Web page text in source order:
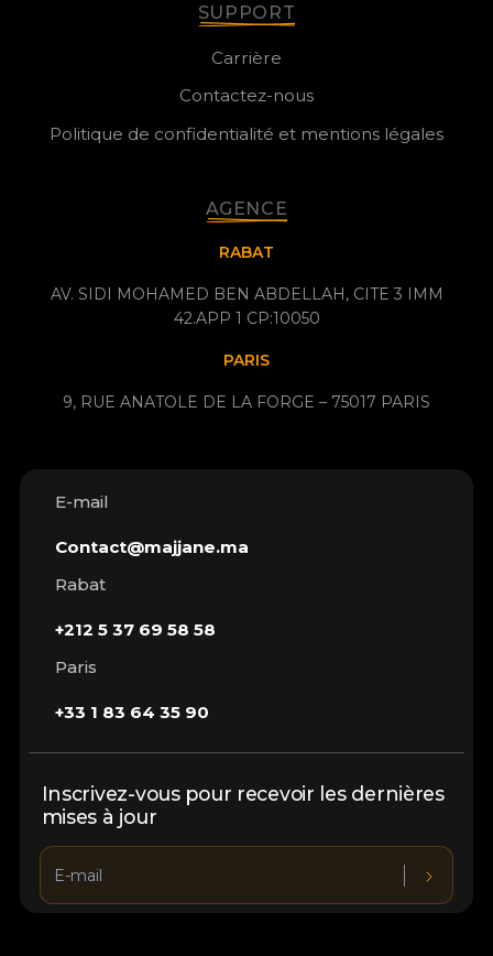
SUPPORT
Carrière
Contactez-nous
Politique de confidentialité et mentions légales
AGENCE
RABAT
AV. SIDI MOHAMED BEN ABDELLAH, CITE 3 IMM
42.APP 1 CP:10050
PARIS
9, RUE ANATOLE DE LA FORGE – 75017 PARIS
E-mail
Contact@majjane.ma
Rabat
+212 5 37 69 58 58
Paris
+33 1 83 64 35 90
Inscrivez-vous pour recevoir les dernières
mises à jour